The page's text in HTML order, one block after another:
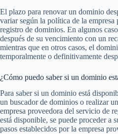
El plazo para renovar un dominio
variar según la política de la
registro de dominios. En algunos
después de su vencimiento con un
mientras que en otros casos, el
temporalmente o definitivamente
¿Cómo puedo saber si un dominio
Para saber si un dominio está
un buscador de dominios o realizar
empresa proveedora del servicio de
está disponible, se puede proceder a
pasos establecidos por la empresa